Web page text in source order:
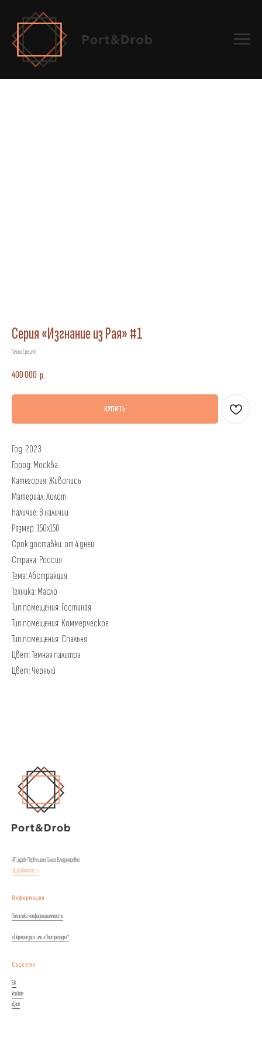
Серия «Изгнание из Рая» #1
Галина Ерещук
400 000 р.
КУПИТЬ
Год: 2023
Город: Москва
Категория: Живопись
Материал: Холст
Наличие: В наличии
Размер: 150x150
Срок доставки: от 4 дней
Страна: Россия
Тема: Абстракция
Техника: Масло
Тип помещения: Гостиная
Тип помещения: Коммерческое
Тип помещения: Спальня
Цвет: Темная палитра
Цвет: Черный
ИП Дроб-Первушина Ольга Владимировна
Olga@4rooms.ru
Информация
Политика конфиденциальности
«Портрайзер» или «Портрейзер»?
Соцсети
ВК
YouTube
Дзен